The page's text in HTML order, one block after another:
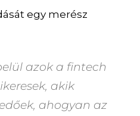
egy merész
azok a fintech
akik
ahogyan az